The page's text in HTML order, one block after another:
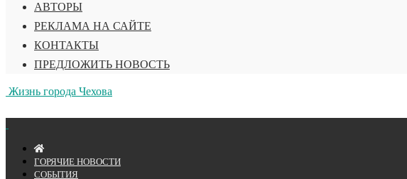
АВТОРЫ
РЕКЛАМА НА САЙТЕ
КОНТАКТЫ
ПРЕДЛОЖИТЬ НОВОСТЬ
Жизнь города Чехова
ГОРЯЧИЕ НОВОСТИ
СОБЫТИЯ